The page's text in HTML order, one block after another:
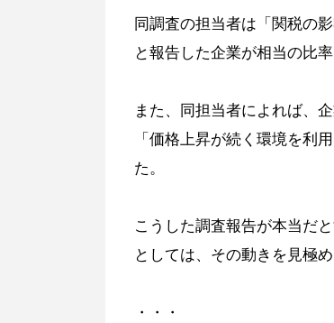
同調査の担当者は「関税の
と報告した企業が相当の比
また、同担当者によれば、
「価格上昇が続く環境を利
た。
こうした調査報告が本当だ
としては、その動きを見極
・・・